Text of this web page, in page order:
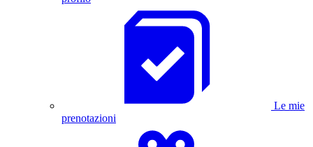
Le mie
prenotazioni